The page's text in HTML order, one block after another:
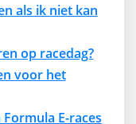
als ik niet kan
op racedag?
voor het
E-races